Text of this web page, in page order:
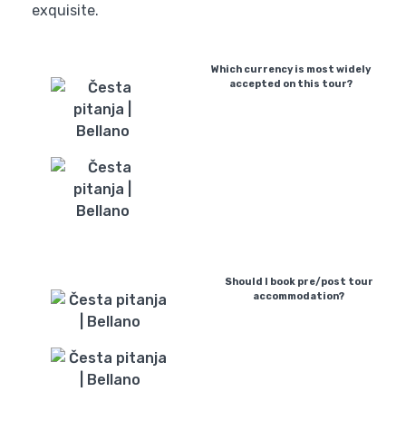
exquisite.
Which currency is most widely
accepted on this tour?
Should I book pre/post tour
accommodation?